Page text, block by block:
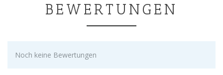
BEWERTUNGEN
Noch keine Bewertungen